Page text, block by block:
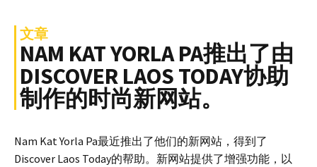
文章
NAM KAT YORLA PA推出了由
DISCOVER LAOS TODAY协助
制作的时尚新网站。
Nam Kat Yorla Pa最近推出了他们的新网站，得到了
Discover Laos Today的帮助。新网站提供了增强功能，以